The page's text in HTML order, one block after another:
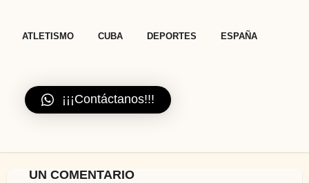
ATLETISMO CUBA DEPORTES ESPAÑA
¡¡¡Contáctanos!!!
UN COMENTARIO